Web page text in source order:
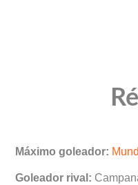
Máximo goleador:
Goleador rival: